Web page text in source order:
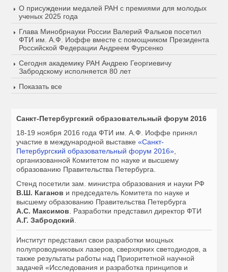
О присуждении медалей РАН с премиями для молодых
ученых 2025 года
Глава Минобрнауки России Валерий Фальков посетил
ФТИ им. А.Ф. Иоффе вместе с помощником Президента
Российской Федерации Андреем Фурсенко
Сегодня академику РАН Андрею Георгиевичу
Забродскому исполняется 80 лет
Показать все
Санкт-Петербургский образовательный форум 2016
18-19 ноября 2016 годаФТИ им. А.Ф. Иоффе принял
участие в международной выставке«Санкт-
Петербургский образовательный форум 2016»
организованной Комитетом по науке и высшему
образованию Правительства Петербурга.
Стенд посетили зам. министра образования и науки РФ
В.Ш. Каганов и председатель Комитета по науке и
высшему образованию Правительства Петербурга
А.С. Максимов . Разработки представил директор ФТИ
А.Г. Забродский
Институт представил свои разработки мощных
полупроводниковых лазеров, сверхярких светодиодов, а
также результаты работы над Приоритетной научной
задачей «Исследования и разработка принципов и